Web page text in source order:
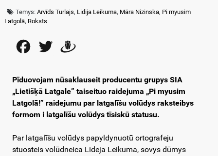
Temys:Arvīds Turlajs, Lidija Leikuma, Māra Nizinska, Pi myusim
Latgolā, Roksts
FacebookTwitter
Pīduovojam nūsaklauseit producentu grupys SIA
„Lietišķā Latgale” taiseituo raidejuma „Pi myusim
Latgolā!” raidejumu par latgalīšu volūdys raksteibys
formom i latgalīšu volūdys tīsiskū statusu.
Par latgalīšu volūdys papyldynuotū ortografeju
stuosteis volūdneica Lideja Leikuma, sovys dūmys